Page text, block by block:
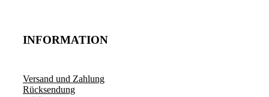
INFORMATION
Versand und Zahlung
Rücksendung